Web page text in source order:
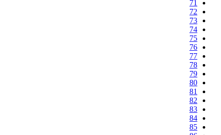
71
72
73
74
75
76
77
78
79
80
81
82
83
84
85